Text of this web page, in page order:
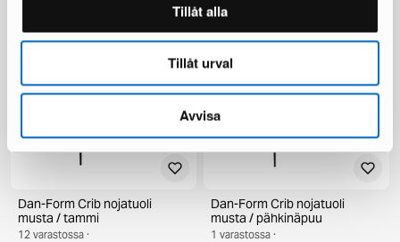
Tillåt alla
Tillåt urval
Avvisa
Dan-Form Crib nojatuoli
musta / tammi
12 varastossa ·
Dan-Form Crib nojatuoli
musta / pähkinäpuu
1 varastossa ·